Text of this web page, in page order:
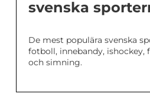
svenska
De mest populära svenska
fotboll, innebandy,
och simning.